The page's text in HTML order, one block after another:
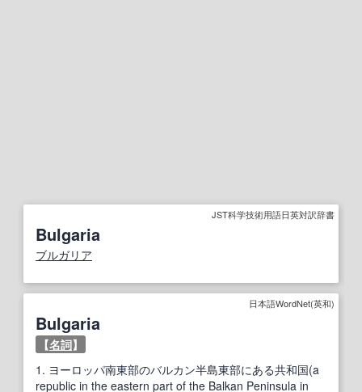
JST科学技術用語日英対訳辞書
Bulgaria
ブルガリア
日本語WordNet(英和)
Bulgaria
【名詞】
1. ヨーロッパ南東部のバルカン半島東部にある共和国(a
republic in the eastern part of the Balkan Peninsula in